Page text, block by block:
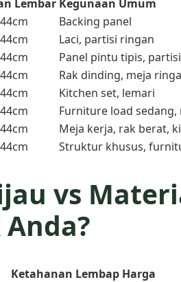
Lembar Kegunaan Umum
Backing panel
Laci, partisi ringan
Panel pintu tipis, partisi
Rak dinding, meja
Kitchen set, lemari
Furniture load
Meja kerja, rak berat,
Struktur khusus,
vs
Ketahanan Lembap Harga